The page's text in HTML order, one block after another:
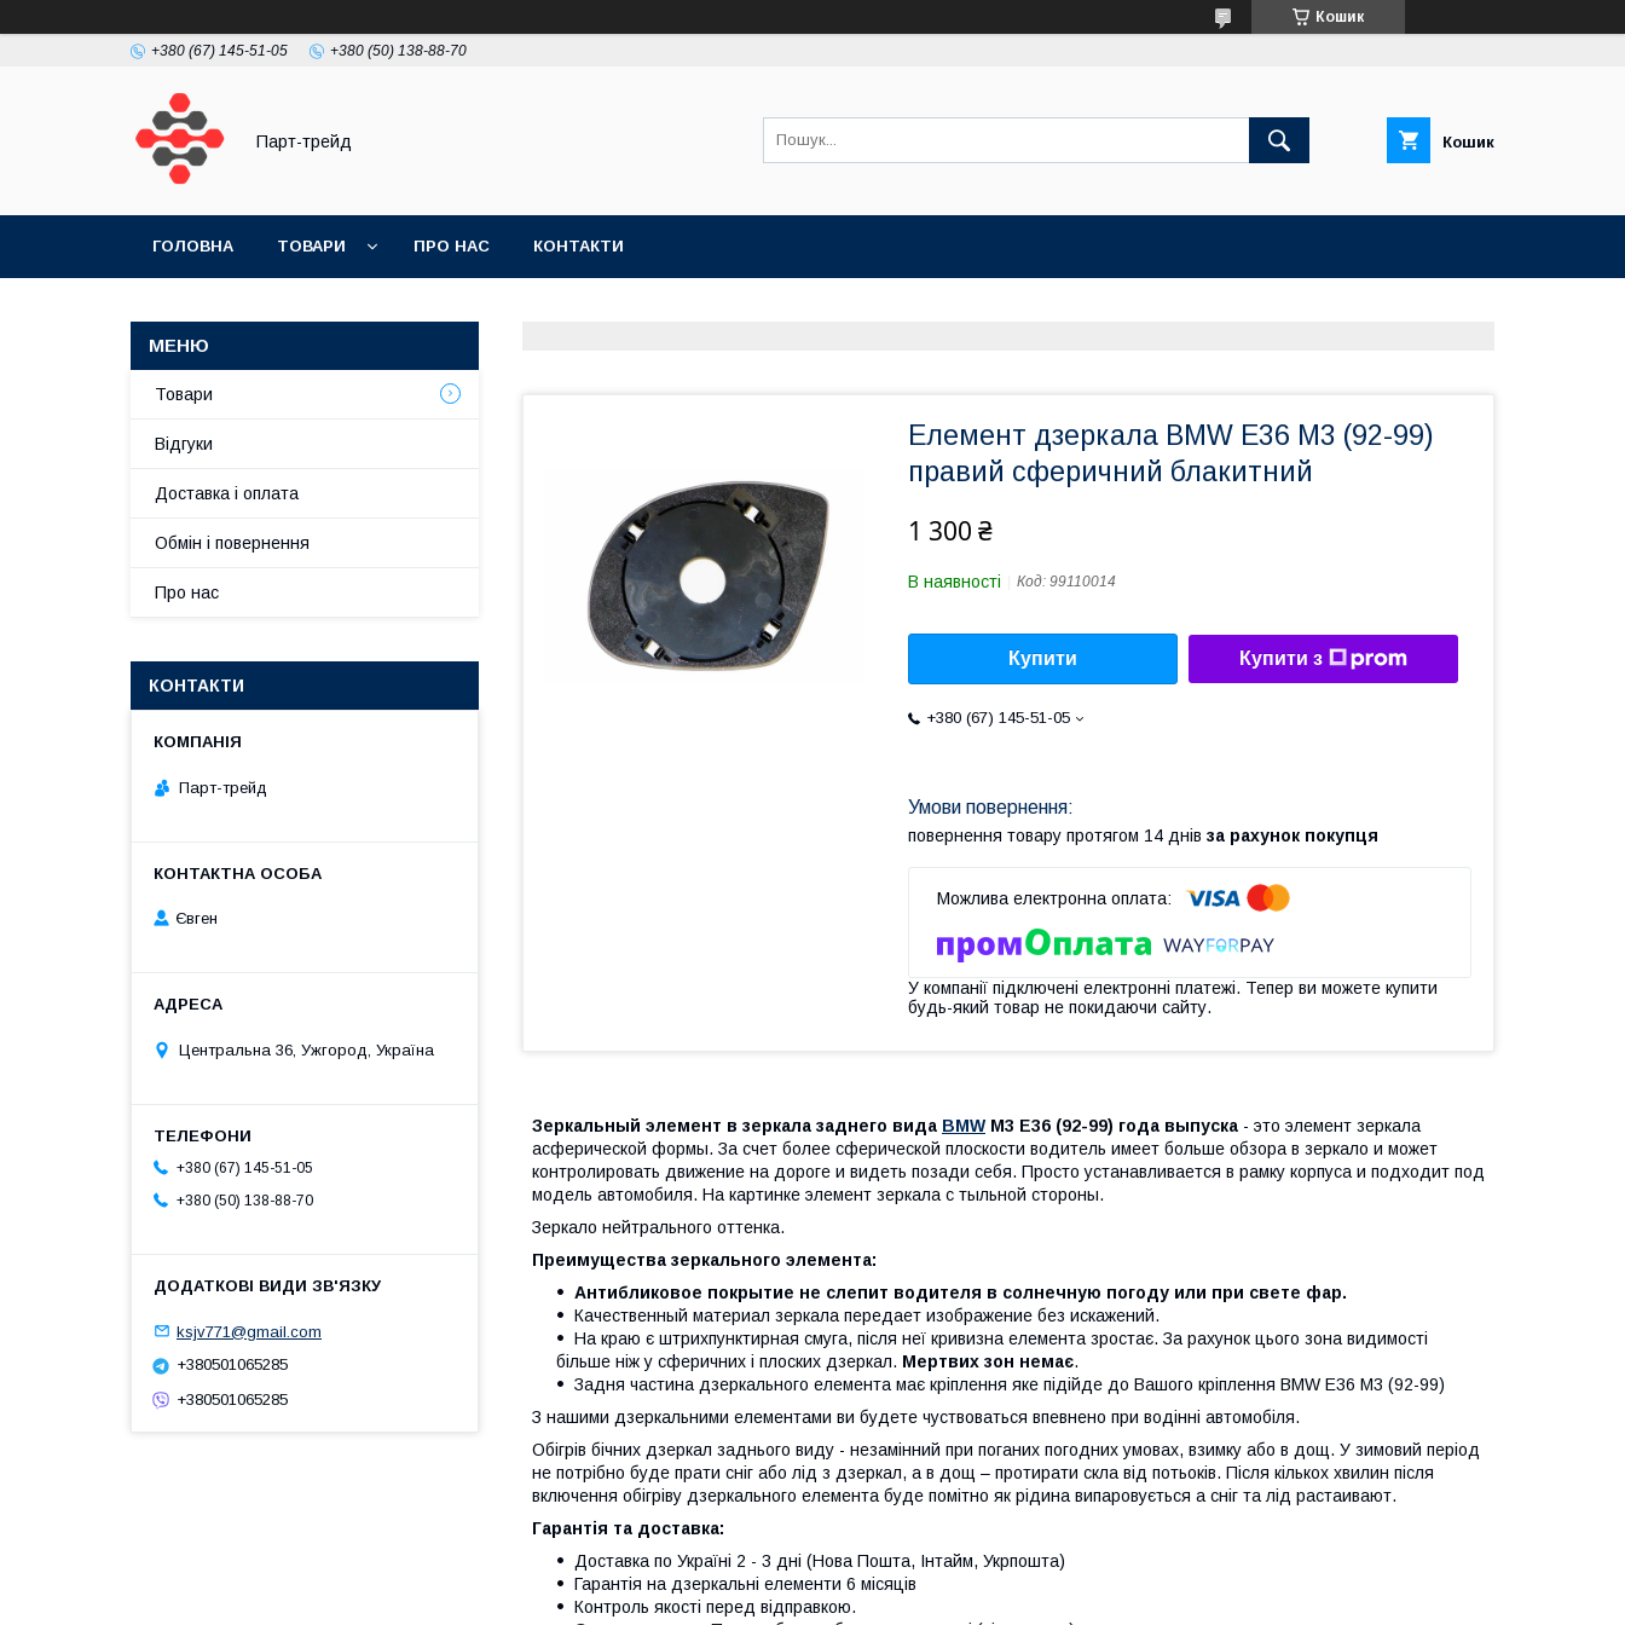
Кошик
+380 (67) 145-51-05 +380 (50) 138-88-70
Парт-трейд Кошик
ГОЛОВНА ТОВАРИ ПРО НАС КОНТАКТИ
Елемент дзеркала BMW E36 M3 (92-99)
правий сферичний блакитний
1 300 ₴
В наявності Код: 99110014
Купити Купити з
+380 (67) 145-51-05
повернення товару протягом 14 днів за рахунок покупця
У компанії підключені електронні платежі. Тепер ви можете купити
будь-який товар не покидаючи сайту.
Зеркальный элемент в зеркала заднего вида BMW M3 E36 (92-99) года выпуска - это элемент зеркала
асферической формы. За счет более сферической плоскости водитель имеет больше обзора в зеркало и может
контролировать движение на дороге и видеть позади себя. Просто устанавливается в рамку корпуса и подходит под
модель автомобиля. На картинке элемент зеркала с тыльной стороны.
Зеркало нейтрального оттенка.
Преимущества зеркального элемента:
Антибликовое покрытие не слепит водителя в солнечную погоду или при свете фар.
Качественный материал зеркала передает изображение без искажений.
На краю є штрихпунктирная смуга, після неї кривизна елемента зростає. За рахунок цього зона видимості
більше ніж у сферичних і плоских дзеркал. Мертвих зон немає.
Задня частина дзеркального елемента має кріплення яке підійде до Вашого кріплення BMW E36 M3 (92-99)
З нашими дзеркальними елементами ви будете чуствоваться впевнено при водінні автомобіля.
Обігрів бічних дзеркал заднього виду - незамінний при поганих погодних умовах, взимку або в дощ. У зимовий період
не потрібно буде прати сніг або лід з дзеркал, а в дощ – протирати скла від потьоків. Після кількох хвилин після
включення обігріву дзеркального елемента буде помітно як рідина випаровується а сніг та лід растаивают.
Гарантія та доставка:
Доставка по Україні 2 - 3 дні (Нова Пошта, Інтайм, Укрпошта)
Гарантія на дзеркальні елементи 6 місяців
Контроль якості перед відправкою.
Товари
Відгуки
Доставка і оплата
Обмін і повернення
Про нас
КОНТАКТИ
Парт-трейд
Євген
Центральна 36, Ужгород, Україна
+380 (67) 145-51-05
+380 (50) 138-88-70
ksjv771@gmail.com
+380501065285
+380501065285